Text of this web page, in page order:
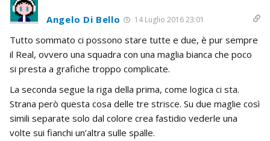
Angelo Di Bello 14 Luglio 2016 23:01
Tutto sommato ci possono stare tutte e due, è pur sempre
il Real, ovvero una squadra con una maglia bianca che poco
si presta a grafiche troppo complicate.
La seconda segue la riga della prima, come logica ci sta.
Strana però questa cosa delle tre strisce. Su due maglie così
simili separate solo dal colore crea fastidio vederle una
volte sui fianchi un’altra sulle spalle.